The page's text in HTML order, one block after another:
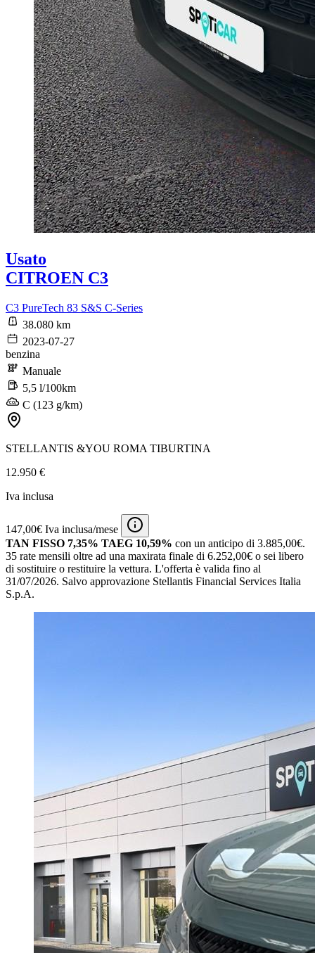
Usato
CITROEN C3
C3 PureTech 83 S&S C-Series
38.080 km
2023-07-27
benzina
Manuale
5,5 l/100km
C (123 g/km)
STELLANTIS &YOU ROMA TIBURTINA
12.950 €
Iva inclusa
147,00€ Iva inclusa/mese
TAN FISSO 7,35% TAEG 10,59% con un anticipo di 3.885,00€.
35 rate mensili oltre ad una maxirata finale di 6.252,00€ o sei libero
di sostituire o restituire la vettura. L'offerta è valida fino al
31/07/2026. Salvo approvazione Stellantis Financial Services Italia
S.p.A.